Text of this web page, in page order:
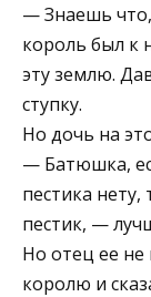
— Знаешь
король был к
эту землю.
ступку.
Но дочь на
— Батюшка,
пестика
пестик, —
Но отец ее не
королю и